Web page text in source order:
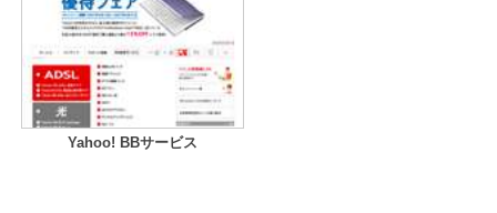
Yahoo! BBサービス